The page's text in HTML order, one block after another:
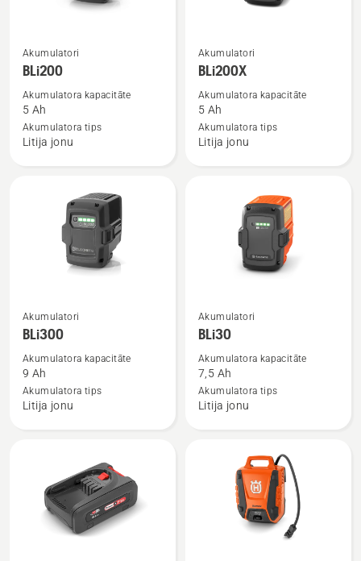
Skatīt
vairāk
par
BLi200
Akumulatori
BLi200
Akumulatora kapacitāte
5 Ah
Akumulatora tips
Litija jonu
Skatīt
vairāk
par
BLi200X
Akumulatori
BLi200X
Akumulatora kapacitāte
5 Ah
Akumulatora tips
Litija jonu
Skatīt
vairāk
par
BLi300
Akumulatori
BLi300
Akumulatora kapacitāte
9 Ah
Akumulatora tips
Litija jonu
Skatīt
vairāk
par
BLi30
Akumulatori
BLi30
Akumulatora kapacitāte
7,5 Ah
Akumulatora tips
Litija jonu